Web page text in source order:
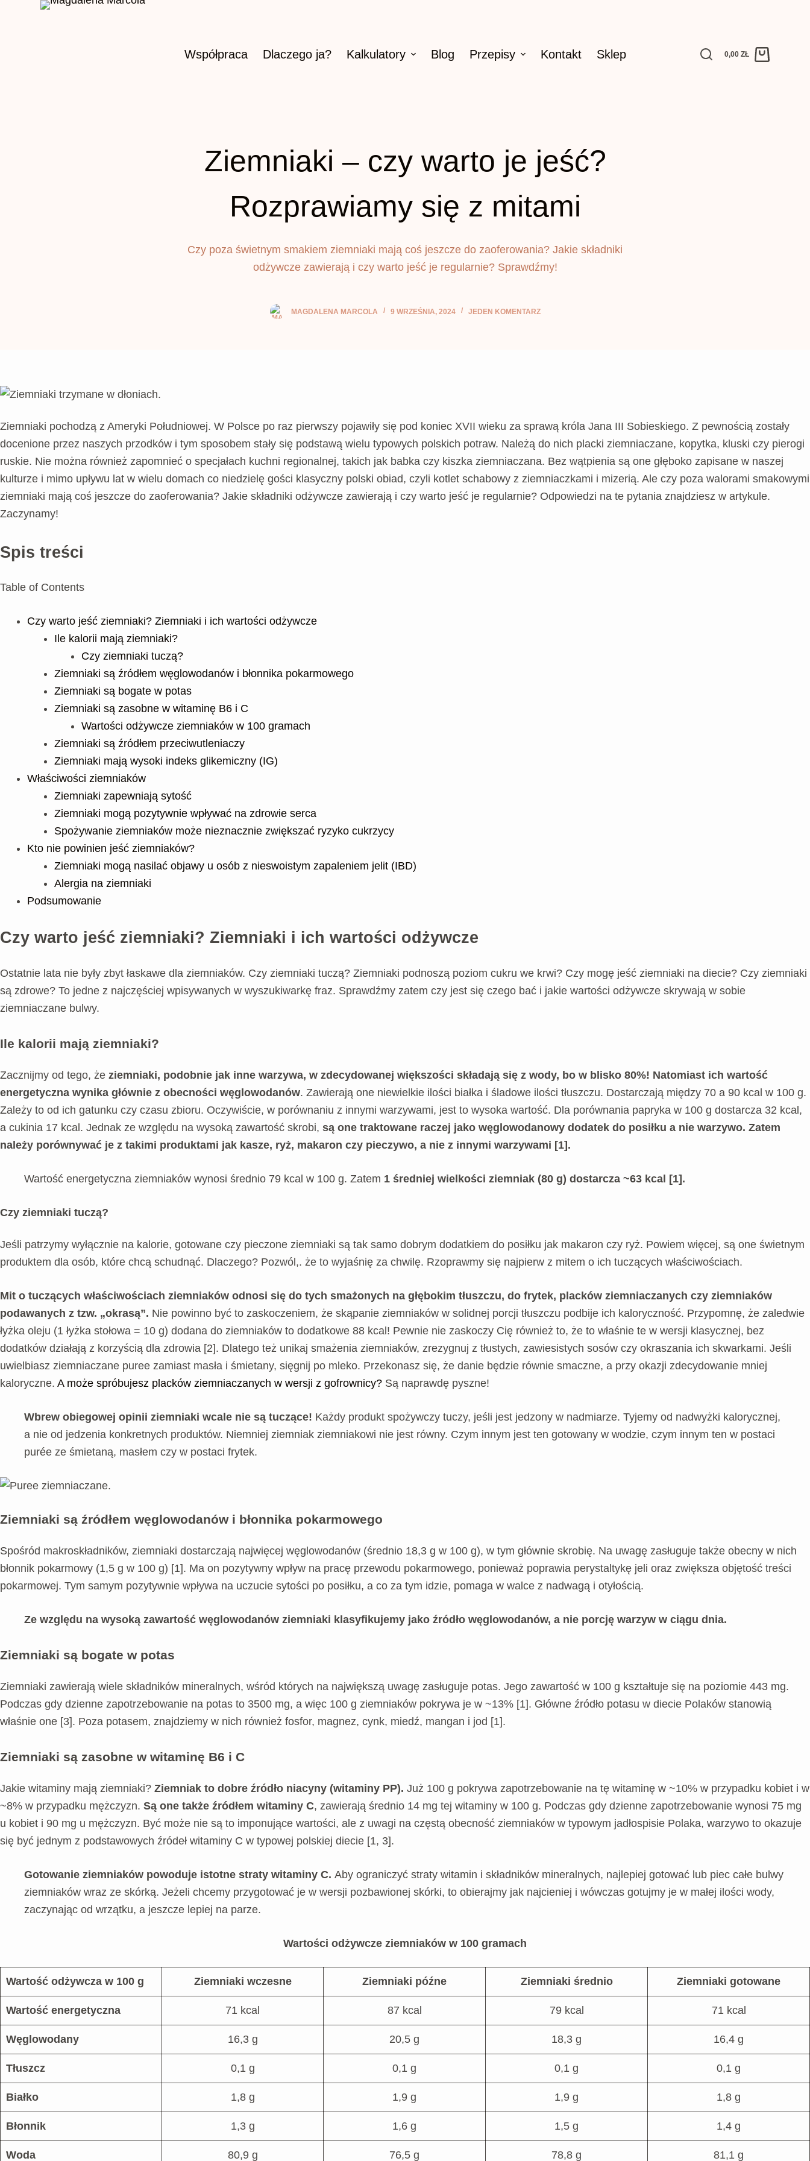
Współpraca Dlaczego ja? Kalkulatory Blog Przepisy Kontakt Sklep
Koszyk
0,00ZŁ
Ziemniaki – czy warto je jeść?
Rozprawiamy się z mitami
Czy poza świetnym smakiem ziemniaki mają coś jeszcze do zaoferowania? Jakie składniki
odżywcze zawierają i czy warto jeść je regularnie? Sprawdźmy!
MAGDALENA MARCOLA 9 WRZEŚNIA, 2024 JEDEN KOMENTARZ
Ziemniaki pochodzą z Ameryki Południowej. W Polsce po raz pierwszy pojawiły się pod koniec XVII wieku za sprawą króla Jana III Sobieskiego. Z pewnością zostały
docenione przez naszych przodków i tym sposobem stały się podstawą wielu typowych polskich potraw. Należą do nich placki ziemniaczane, kopytka, kluski czy pierogi
ruskie. Nie można również zapomnieć o specjałach kuchni regionalnej, takich jak babka czy kiszka ziemniaczana. Bez wątpienia są one głęboko zapisane w naszej
kulturze i mimo upływu lat w wielu domach co niedzielę gości klasyczny polski obiad, czyli kotlet schabowy z ziemniaczkami i mizerią. Ale czy poza walorami smakowymi
ziemniaki mają coś jeszcze do zaoferowania? Jakie składniki odżywcze zawierają i czy warto jeść je regularnie? Odpowiedzi na te pytania znajdziesz w artykule.
Zaczynamy!
Spis treści
Table of Contents
Czy warto jeść ziemniaki? Ziemniaki i ich wartości odżywcze
Ile kalorii mają ziemniaki?
Czy ziemniaki tuczą?
Ziemniaki są źródłem węglowodanów i błonnika pokarmowego
Ziemniaki są bogate w potas
Ziemniaki są zasobne w witaminę B6 i C
Wartości odżywcze ziemniaków w 100 gramach
Ziemniaki są źródłem przeciwutleniaczy
Ziemniaki mają wysoki indeks glikemiczny (IG)
Właściwości ziemniaków
Ziemniaki zapewniają sytość
Ziemniaki mogą pozytywnie wpływać na zdrowie serca
Spożywanie ziemniaków może nieznacznie zwiększać ryzyko cukrzycy
Kto nie powinien jeść ziemniaków?
Ziemniaki mogą nasilać objawy u osób z nieswoistym zapaleniem jelit (IBD)
Alergia na ziemniaki
Podsumowanie
Czy warto jeść ziemniaki? Ziemniaki i ich wartości odżywcze
Ostatnie lata nie były zbyt łaskawe dla ziemniaków. Czy ziemniaki tuczą? Ziemniaki podnoszą poziom cukru we krwi? Czy mogę jeść ziemniaki na diecie? Czy ziemniaki
są zdrowe? To jedne z najczęściej wpisywanych w wyszukiwarkę fraz. Sprawdźmy zatem czy jest się czego bać i jakie wartości odżywcze skrywają w sobie
ziemniaczane bulwy.
Ile kalorii mają ziemniaki?
Zacznijmy od tego, że ziemniaki, podobnie jak inne warzywa, w zdecydowanej większości składają się z wody, bo w blisko 80%! Natomiast ich wartość
energetyczna wynika głównie z obecności węglowodanów. Zawierają one niewielkie ilości białka i śladowe ilości tłuszczu. Dostarczają między 70 a 90 kcal w 100 g.
Zależy to od ich gatunku czy czasu zbioru. Oczywiście, w porównaniu z innymi warzywami, jest to wysoka wartość. Dla porównania papryka w 100 g dostarcza 32 kcal,
a cukinia 17 kcal. Jednak ze względu na wysoką zawartość skrobi, są one traktowane raczej jako węglowodanowy dodatek do posiłku a nie warzywo. Zatem
należy porównywać je z takimi produktami jak kasze, ryż, makaron czy pieczywo, a nie z innymi warzywami [1].
Wartość energetyczna ziemniaków wynosi średnio 79 kcal w 100 g. Zatem 1 średniej wielkości ziemniak (80 g) dostarcza ~63 kcal [1].
Czy ziemniaki tuczą?
Jeśli patrzymy wyłącznie na kalorie, gotowane czy pieczone ziemniaki są tak samo dobrym dodatkiem do posiłku jak makaron czy ryż. Powiem więcej, są one świetnym
produktem dla osób, które chcą schudnąć. Dlaczego? Pozwól,. że to wyjaśnię za chwilę. Rzoprawmy się najpierw z mitem o ich tuczących właściwościach.
Mit o tuczących właściwościach ziemniaków odnosi się do tych smażonych na głębokim tłuszczu, do frytek, placków ziemniaczanych czy ziemniaków
podawanych z tzw. „okrasą”. Nie powinno być to zaskoczeniem, że skąpanie ziemniaków w solidnej porcji tłuszczu podbije ich kaloryczność. Przypomnę, że zaledwie
łyżka oleju (1 łyżka stołowa = 10 g) dodana do ziemniaków to dodatkowe 88 kcal! Pewnie nie zaskoczy Cię również to, że to właśnie te w wersji klasycznej, bez
dodatków działają z korzyścią dla zdrowia [2]. Dlatego też unikaj smażenia ziemniaków, zrezygnuj z tłustych, zawiesistych sosów czy okraszania ich skwarkami. Jeśli
uwielbiasz ziemniaczane puree zamiast masła i śmietany, sięgnij po mleko. Przekonasz się, że danie będzie równie smaczne, a przy okazji zdecydowanie mniej
kaloryczne. A może spróbujesz placków ziemniaczanych w wersji z gofrownicy? Są naprawdę pyszne!
Wbrew obiegowej opinii ziemniaki wcale nie są tuczące! Każdy produkt spożywczy tuczy, jeśli jest jedzony w nadmiarze. Tyjemy od nadwyżki kalorycznej,
a nie od jedzenia konkretnych produktów. Niemniej ziemniak ziemniakowi nie jest równy. Czym innym jest ten gotowany w wodzie, czym innym ten w postaci
purée ze śmietaną, masłem czy w postaci frytek.
Ziemniaki są źródłem węglowodanów i błonnika pokarmowego
Spośród makroskładników, ziemniaki dostarczają najwięcej węglowodanów (średnio 18,3 g w 100 g), w tym głównie skrobię. Na uwagę zasługuje także obecny w nich
błonnik pokarmowy (1,5 g w 100 g) [1]. Ma on pozytywny wpływ na pracę przewodu pokarmowego, ponieważ poprawia perystaltykę jeli oraz zwiększa objętość treści
pokarmowej. Tym samym pozytywnie wpływa na uczucie sytości po posiłku, a co za tym idzie, pomaga w walce z nadwagą i otyłością.
Ze względu na wysoką zawartość węglowodanów ziemniaki klasyfikujemy jako źródło węglowodanów, a nie porcję warzyw w ciągu dnia.
Ziemniaki są bogate w potas
Ziemniaki zawierają wiele składników mineralnych, wśród których na największą uwagę zasługuje potas. Jego zawartość w 100 g kształtuje się na poziomie 443 mg.
Podczas gdy dzienne zapotrzebowanie na potas to 3500 mg, a więc 100 g ziemniaków pokrywa je w ~13% [1]. Główne źródło potasu w diecie Polaków stanowią
właśnie one [3]. Poza potasem, znajdziemy w nich również fosfor, magnez, cynk, miedź, mangan i jod [1].
Ziemniaki są zasobne w witaminę B6 i C
Jakie witaminy mają ziemniaki? Ziemniak to dobre źródło niacyny (witaminy PP). Już 100 g pokrywa zapotrzebowanie na tę witaminę w ~10% w przypadku kobiet i w
~8% w przypadku mężczyzn. Są one także źródłem witaminy C, zawierają średnio 14 mg tej witaminy w 100 g. Podczas gdy dzienne zapotrzebowanie wynosi 75 mg
u kobiet i 90 mg u mężczyzn. Być może nie są to imponujące wartości, ale z uwagi na częstą obecność ziemniaków w typowym jadłospisie Polaka, warzywo to okazuje
się być jednym z podstawowych źródeł witaminy C w typowej polskiej diecie [1, 3].
Gotowanie ziemniaków powoduje istotne straty witaminy C. Aby ograniczyć straty witamin i składników mineralnych, najlepiej gotować lub piec całe bulwy
ziemniaków wraz ze skórką. Jeżeli chcemy przygotować je w wersji pozbawionej skórki, to obierajmy jak najcieniej i wówczas gotujmy je w małej ilości wody,
zaczynając od wrzątku, a jeszcze lepiej na parze.
Wartości odżywcze ziemniaków w 100 gramach
Wartość odżywcza w 100 g Ziemniaki wczesne Ziemniaki późne Ziemniaki średnio Ziemniaki gotowane
Wartość energetyczna 71 kcal 87 kcal 79 kcal 71 kcal
Węglowodany 16,3 g 20,5 g 18,3 g 16,4 g
Tłuszcz 0,1 g 0,1 g 0,1 g 0,1 g
Białko 1,8 g 1,9 g 1,9 g 1,8 g
Błonnik 1,3 g 1,6 g 1,5 g 1,4 g
Woda 80,9 g 76,5 g 78,8 g 81,1 g